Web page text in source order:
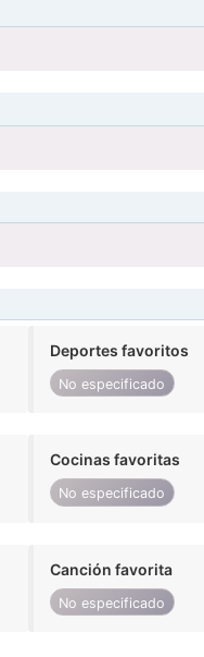
Deportes favoritos
No especificado
Cocinas favoritas
No especificado
Canción favorita
No especificado